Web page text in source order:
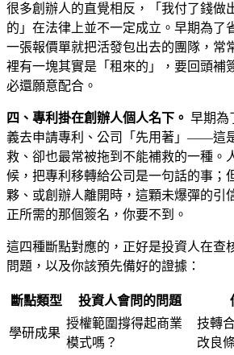
很多創辦人的直覺相反，「我付了錢做
的」在法律上並不一定成立。早期為了
一張報價單就把活發包出去的團隊，常
裡有一塊其實是「租來的」，要回頭補
必還願意配合。
四、專利掛在創辦人個人名下。 早期為
義去申請專利、公司「先用著」——這
救、卻也最常被拖到不能補救的一種。
候，把專利移轉給公司是一句話的事；
夥、或創辦人離開時，這顆未爆彈的引
正所需的那個簽名，你要不到。
這四種斷點對應的，正好是投資人在查
問題，以及你該預先備好的證據：
斷點類型 投資人會問的問題
學研成果
授權範圍撐得起商業
模式嗎？
技轉
改良